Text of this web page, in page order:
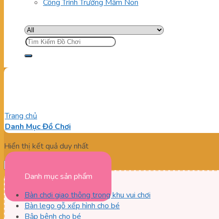
Công Trình Trường Mầm Non
Tìm
kiếm:
Trang chủ
Danh Mục Đồ Chơi
Hiển thị kết quả duy nhất
Danh mục sản phẩm
Bàn chơi giao thông trong khu vui chơi
Bàn lego gỗ xếp hình cho bé
Bập bênh cho bé